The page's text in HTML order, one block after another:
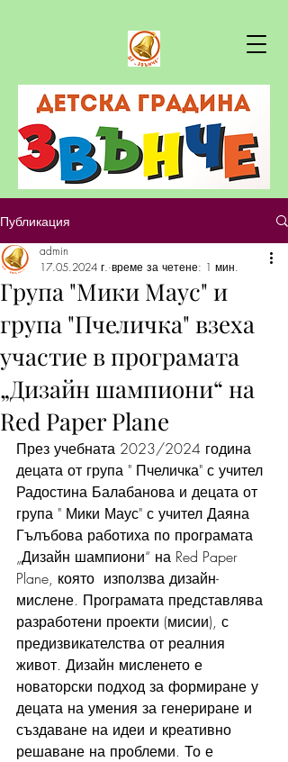
Публикация
Група "Мики Маус" и
група "Пчеличка" взеха
участие в програмата
„Дизайн шампиони“ на
Red Paper Plane
admin
17.05.2024 г. време за четене: 1 мин.
През учебната 2023/2024 година
децата от група " Пчеличка" с учител
Радостина Балабанова и децата от
група " Мики Маус" с учител Даяна
Гълъбова работиха по програмата
„Дизайн шампиони“ на Red Paper
Plane, която  използва дизайн-
мислене. Програмата представлява
разработени проекти (мисии), с
предизвикателства от реалния
живот. Дизайн мисленето е
новаторски подход за формиране у
децата на умения за генериране и
създаване на идеи и креативно
решаване на проблеми. То е